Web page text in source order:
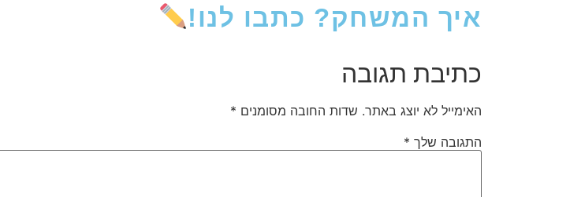
איך המשחק? כתבו לנו!
כתיבת תגובה
האימייל לא יוצג באתר. שדות החובה מסומנים *
התגובה שלך *